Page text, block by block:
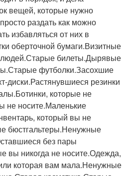
вещей, которые нужно
раздать как можно
избавляться от них в
оберточной бумаги.Визитные
людей.Старые билеты.Дырявые
футболки.Засохшие
диски.Растянувшиеся резинки
которые не
не носите.Маленькие
который вы не
бюстгальтеры.Ненужные
без пары
вы никогда не носите.Одежда,
которая вам мала.Ненужные